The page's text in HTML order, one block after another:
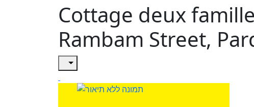
Cottage deux
Rambam Street,